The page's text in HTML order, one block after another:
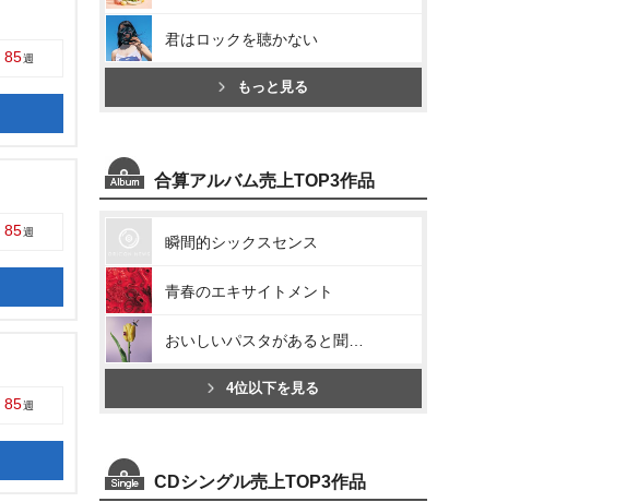
85週
85週
85週
君はロックを聴かない
もっと見る
合算アルバム売上TOP3作品
瞬間的シックスセンス
青春のエキサイトメント
4位以下を見る
CDシングル売上TOP3作品